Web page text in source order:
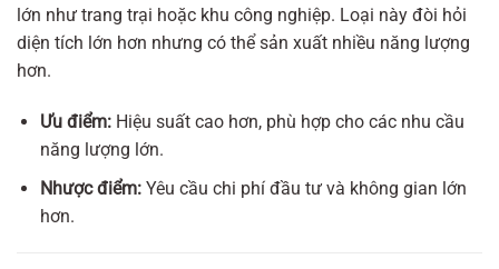
lớn như trang trại hoặc khu công nghiệp. Loại này đòi hỏi
diện tích lớn hơn nhưng có thể sản xuất nhiều năng lượng
hơn.
Ưu điểm:Hiệu suất cao hơn, phù hợp cho các nhu cầu
năng lượng lớn.
Nhược điểm:Yêu cầu chi phí đầu tư và không gian lớn
hơn.